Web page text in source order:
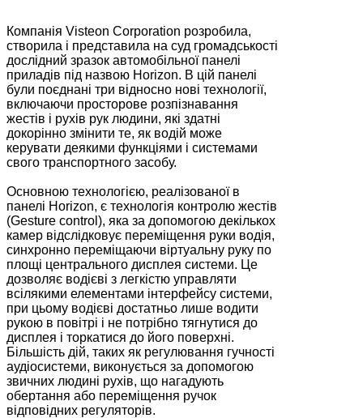
Компанія Visteon Corporation розробила,
створила і представила на суд громадськості
дослідний зразок автомобільної панелі
приладів під назвою Horizon. В цій панелі
були поєднані три відносно нові технології,
включаючи просторове розпізнавання
жестів і рухів рук людини, які здатні
докорінно змінити те, як водій може
керувати деякими функціями і системами
свого транспортного засобу.
Основною технологією, реалізованої в
панелі Horizon, є технологія контролю жестів
(Gesture control), яка за допомогою декількох
камер відслідковує переміщення руки водія,
синхронно переміщаючи віртуальну руку по
площі центрального дисплея системи. Це
дозволяє водієві з легкістю управляти
всілякими елементами інтерфейсу системи,
при цьому водієві достатньо лише водити
рукою в повітрі і не потрібно тягнутися до
дисплея і торкатися до його поверхні.
Більшість дій, таких як регулювання гучності
аудіосистеми, виконується за допомогою
звичних людині рухів, що нагадують
обертання або переміщення ручок
відповідних регуляторів.